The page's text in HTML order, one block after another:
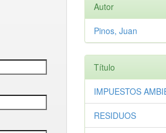
Autor
Pinos, Juan
Título
IMPUESTOS
RESIDUOS